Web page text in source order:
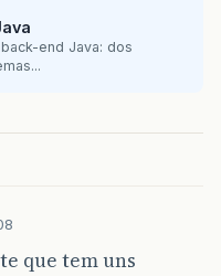
end Java: dos
que tem uns